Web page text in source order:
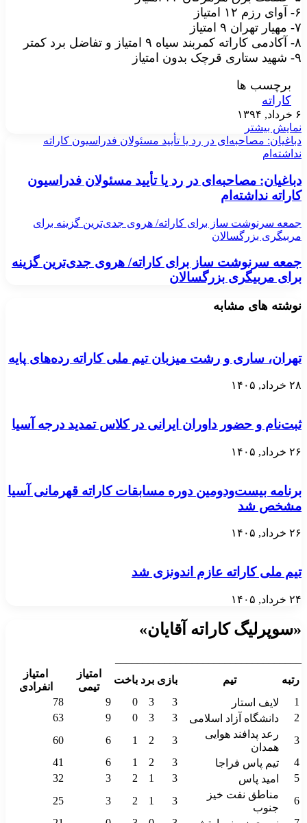
۶- آوای رزم ۱۲ امتیاز
۷- مهیار تهران ۹ امتیاز
۸- آکادمی کاراته کمربند سیاه ۹ امتیاز و تفاضل برد کمتر
۹- شهید ستاری قرچک بدون امتیاز
برچسب ها
کاراته
۶ خرداد, ۱۳۹۴
نمایش بیشتر
دباغیان: مصاحبه‌ای در رد یا تأیید مسئولان فدراسیون کاراته
نداشته‌ام
دباغیان: مصاحبه‌ای در رد یا تأیید مسئولان فدراسیون
کاراته نداشته‌ام
جمعه سرنوشت ساز برای کاراته/ هروی جدی‌ترین گزینه برای
مربیگری بزرگسالان
جمعه سرنوشت ساز برای کاراته/ هروی جدی‌ترین گزینه
برای مربیگری بزرگسالان
نوشته های مشابه
تهران، ساری و رشت میزبان تیم ملی کاراته رده‌های پایه
۲۸ خرداد, ۱۴۰۵
ثبت‌نام و حضور داوران ایرانی در کلاس تمدید درجه آسیا
۲۶ خرداد, ۱۴۰۵
برنامه بیست‌ودومین دوره مسابقات کاراته قهرمانی آسیا
مشخص شد
۲۶ خرداد, ۱۴۰۵
تیم ملی کاراته عازم اندونزی شد
۲۴ خرداد, ۱۴۰۵
«سوپرلیگ کاراته آقایان»
رتبه
تیم بازی برد باخت
امتیاز
تیمی
امتیاز
انفرادی
1
لایف استار 3
3
0
9
78
2
دانشگاه آزاد اسلامی 3
3
0
9
63
3
رعد پدافند هوایی
همدان
3
2
1
6
60
4
تیم پاس فراجا 3
2
1
6
41
5
امید پاس 3
1
2
3
32
6
مناطق نفت خیز
جنوب
3
1
2
3
25